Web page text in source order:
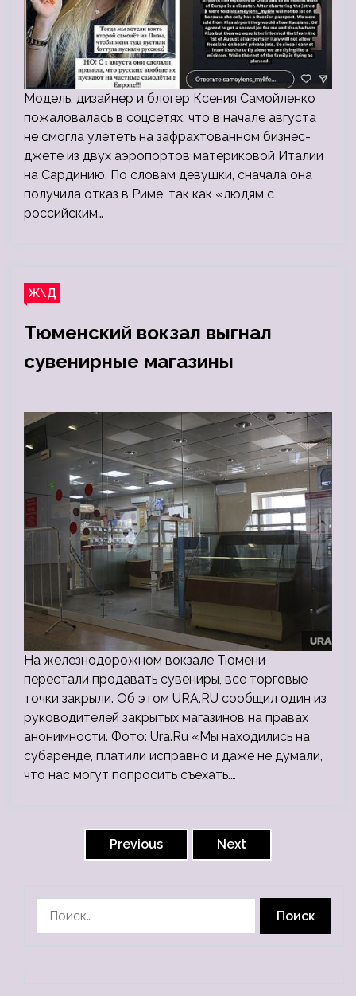
Модель, дизайнер и блогер Ксения Самойленко
пожаловалась в соцсетях, что в начале августа
не смогла улететь на зафрахтованном бизнес-
джете из двух аэропортов материковой Италии
на Сардинию. По словам девушки, сначала она
получила отказ в Риме, так как «людям с
российским…
Ж\Д
Тюменский вокзал выгнал
сувенирные магазины
На железнодорожном вокзале Тюмени
перестали продавать сувениры, все торговые
точки закрыли. Об этом URA.RU сообщил один из
руководителей закрытых магазинов на правах
анонимности. Фото: Ura.Ru «Мы находились на
субаренде, платили исправно и даже не думали,
что нас могут попросить съехать.…
Previous Next